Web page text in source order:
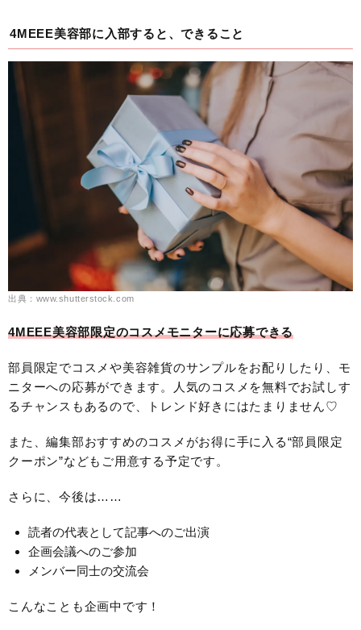
4MEEE美容部に入部すると、できること
出典：www.shutterstock.com
4MEEE美容部限定のコスメモニターに応募できる
部員限定でコスメや美容雑貨のサンプルをお配りしたり、モ
ニターへの応募ができます。人気のコスメを無料でお試しす
るチャンスもあるので、トレンド好きにはたまりません♡
また、編集部おすすめのコスメがお得に手に入る“部員限定
クーポン”などもご用意する予定です。
さらに、今後は……
読者の代表として記事へのご出演
企画会議へのご参加
メンバー同士の交流会
こんなことも企画中です！